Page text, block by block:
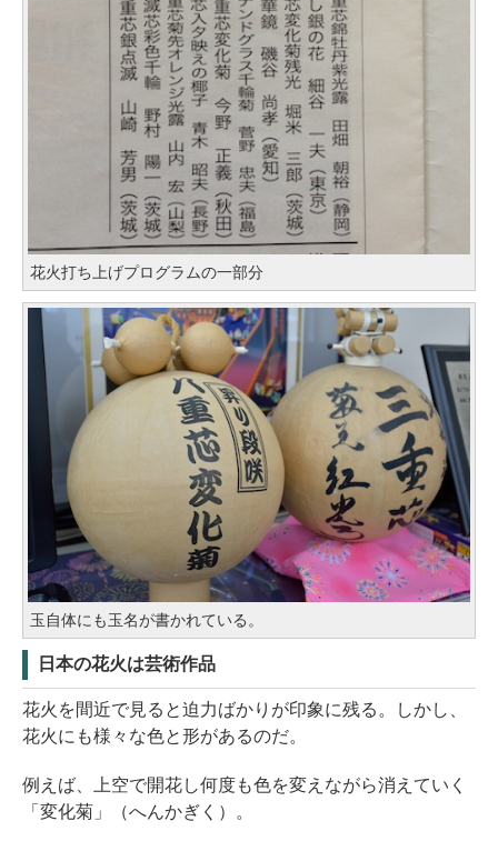
花火打ち上げプログラムの一部分
玉自体にも玉名が書かれている。
日本の花火は芸術作品
花火を間近で見ると迫力ばかりが印象に残る。しかし、
花火にも様々な色と形があるのだ。
例えば、上空で開花し何度も色を変えながら消えていく
「変化菊」（へんかぎく）。